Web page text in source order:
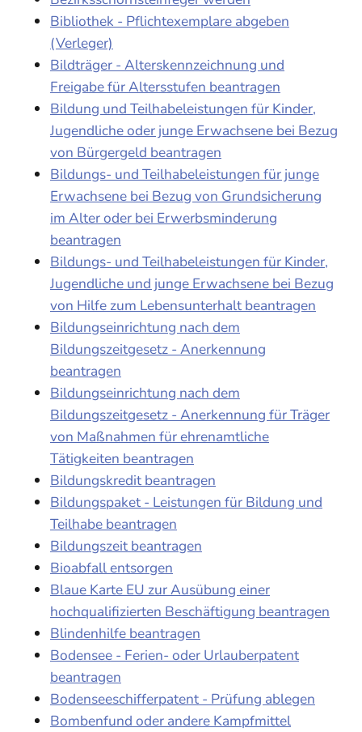
Bibliothek - Pflichtexemplare abgeben
(Verleger)
Bildträger - Alterskennzeichnung und
Freigabe für Altersstufen beantragen
Bildung und Teilhabeleistungen für Kinder,
Jugendliche oder junge Erwachsene bei Bezug
von Bürgergeld beantragen
Bildungs- und Teilhabeleistungen für junge
Erwachsene bei Bezug von Grundsicherung
im Alter oder bei Erwerbsminderung
beantragen
Bildungs- und Teilhabeleistungen für Kinder,
Jugendliche und junge Erwachsene bei Bezug
von Hilfe zum Lebensunterhalt beantragen
Bildungseinrichtung nach dem
Bildungszeitgesetz - Anerkennung
beantragen
Bildungseinrichtung nach dem
Bildungszeitgesetz - Anerkennung für Träger
von Maßnahmen für ehrenamtliche
Tätigkeiten beantragen
Bildungskredit beantragen
Bildungspaket - Leistungen für Bildung und
Teilhabe beantragen
Bildungszeit beantragen
Bioabfall entsorgen
Blaue Karte EU zur Ausübung einer
hochqualifizierten Beschäftigung beantragen
Blindenhilfe beantragen
Bodensee - Ferien- oder Urlauberpatent
beantragen
Bodenseeschifferpatent - Prüfung ablegen
Bombenfund oder andere Kampfmittel